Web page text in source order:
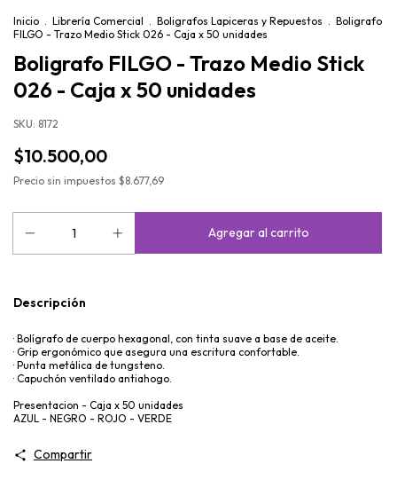
Inicio . Librería Comercial . Boligrafos Lapiceras y Repuestos . Boligrafo
FILGO - Trazo Medio Stick 026 - Caja x 50 unidades
Boligrafo FILGO - Trazo Medio Stick
026 - Caja x 50 unidades
SKU: 8172
$10.500,00
Precio sin impuestos $8.677,69
Descripción
· Bolígrafo de cuerpo hexagonal, con tinta suave a base de aceite.
· Grip ergonómico que asegura una escritura confortable.
· Punta metálica de tungsteno.
· Capuchón ventilado antiahogo.
Presentacion - Caja x 50 unidades
AZUL - NEGRO - ROJO - VERDE
Compartir